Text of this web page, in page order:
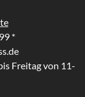
*
Freitag von 11-